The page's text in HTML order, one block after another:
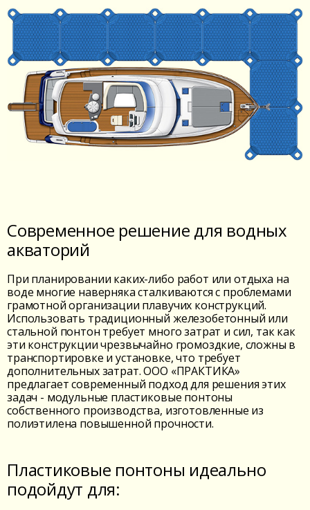
Современное решение для водных
акваторий
При планировании каких-либо работ или отдыха на
воде многие наверняка сталкиваются с проблемами
грамотной организации плавучих конструкций.
Использовать традиционный железобетонный или
стальной понтон требует много затрат и сил, так как
эти конструкции чрезвычайно громоздкие, сложны в
транспортировке и установке, что требует
дополнительных затрат. ООО «ПРАКТИКА»
предлагает современный подход для решения этих
задач - модульные пластиковые понтоны
собственного производства, изготовленные из
полиэтилена повышенной прочности.
Пластиковые понтоны идеально
подойдут для: